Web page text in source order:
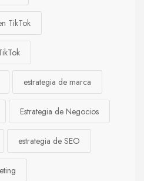
TikTok
estrategia de marca
Estrategia de Negocios
estrategia de SEO